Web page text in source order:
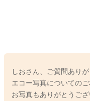
しおさん、ご質問ありが
エコー写真についてのご
お写真もありがとうござ